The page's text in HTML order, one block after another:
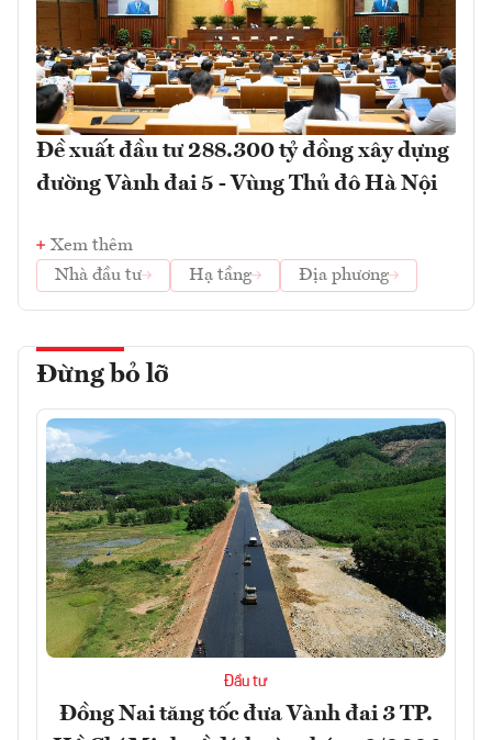
Đề xuất đầu tư 288.300 tỷ đồng xây dựng
đường Vành đai 5 - Vùng Thủ đô Hà Nội
Xem thêm
Nhà đầu tư
Hạ tầng Địa phương
Đừng bỏ lỡ
Đầu tư
Đồng Nai tăng tốc đưa Vành đai 3 TP.